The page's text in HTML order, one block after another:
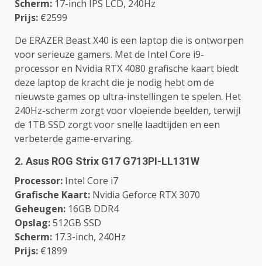
Scherm: 17-inch IPS LCD, 240Hz
Prijs: €2599
De ERAZER Beast X40 is een laptop die is ontworpen
voor serieuze gamers. Met de Intel Core i9-
processor en Nvidia RTX 4080 grafische kaart biedt
deze laptop de kracht die je nodig hebt om de
nieuwste games op ultra-instellingen te spelen. Het
240Hz-scherm zorgt voor vloeiende beelden, terwijl
de 1TB SSD zorgt voor snelle laadtijden en een
verbeterde game-ervaring.
2. Asus ROG Strix G17 G713PI-LL131W
Processor: Intel Core i7
Grafische Kaart: Nvidia Geforce RTX 3070
Geheugen: 16GB DDR4
Opslag:512GB SSD
Scherm: 17.3-inch, 240Hz
Prijs: €1899